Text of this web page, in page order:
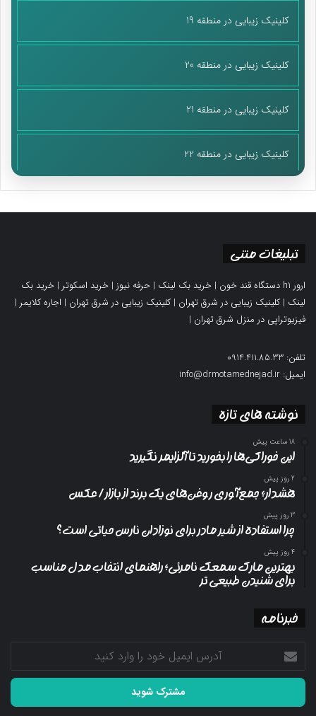
کلینیک زیبایی در منطقه 19
کلینیک زیبایی در منطقه 20
کلینیک زیبایی در منطقه 21
کلینیک زیبایی در منطقه 22
تبلیغات متنی
ارور h1 دستگاه قند خون | خرید بک لینک | حرفه نیوز | خرید اسکوتر | خرید بک
لینک |کلینیک زیبایی در شرق تهران |کلینیک زیبایی در شرق تهران | اجاره کلایمر |
فیزیوتراپی در منزل شرق تهران |
تلفن: 0914.411.85.33
ایمیل: info@drmotamednejad.ir
نوشته های تازه
18 ساعت پیش
این خوراکی‌ها را بخورید تا آلزایمر نگیرید
2 روز پیش
هشدار؛ جمع‌آوری روغن‌های یک برند از بازار/ عکس
3 روز پیش
چرا استفاده از شیر مادر برای نوزادان نارس حیاتی است؟
4 روز پیش
بهترین مارک سمعک نامرئی؛ راهنمای انتخاب مدل مناسب
برای شنیدن طبیعی تر
خبرنامه
آدرس
ایمیل
خود
وارد